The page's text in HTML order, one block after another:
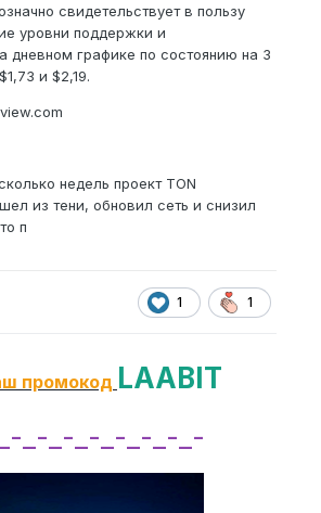
свидетельствует в пользу
уровни поддержки и
дневном графике по состоянию на 3
и $2,19.
недель проект TON
из тени, обновил сеть и снизил
п
1 1
промокод LAABIT
_-_-_-_-_-_-_-